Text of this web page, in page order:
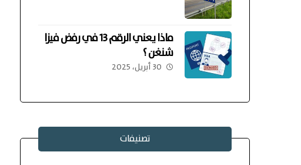
ماذا يعني الرقم 13 في رفض فيزا
شنغن ؟
30 أبريل، 2025
تصنيفات